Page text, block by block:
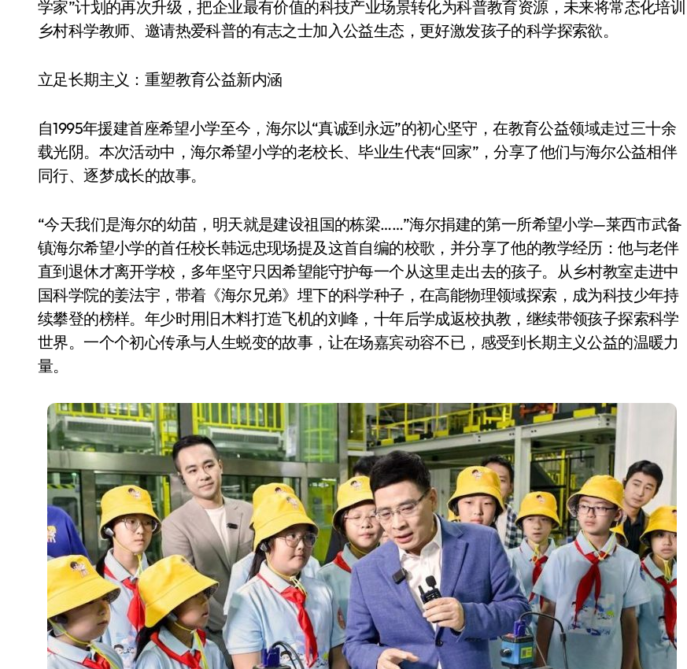
学家”计划的再次升级，把企业最有价值的科技产业场景转化为科普教育资源，未来将常态化培训
乡村科学教师、邀请热爱科普的有志之士加入公益生态，更好激发孩子的科学探索欲。
立足长期主义：重塑教育公益新内涵
自1995年援建首座希望小学至今，海尔以“真诚到永远”的初心坚守，在教育公益领域走过三十余
载光阴。本次活动中，海尔希望小学的老校长、毕业生代表“回家”，分享了他们与海尔公益相伴
同行、逐梦成长的故事。
“今天我们是海尔的幼苗，明天就是建设祖国的栋梁……”海尔捐建的第一所希望小学—莱西市武备
镇海尔希望小学的首任校长韩远忠现场提及这首自编的校歌，并分享了他的教学经历：他与老伴
直到退休才离开学校，多年坚守只因希望能守护每一个从这里走出去的孩子。从乡村教室走进中
国科学院的姜法宇，带着《海尔兄弟》埋下的科学种子，在高能物理领域探索，成为科技少年持
续攀登的榜样。年少时用旧木料打造飞机的刘峰，十年后学成返校执教，继续带领孩子探索科学
世界。一个个初心传承与人生蜕变的故事，让在场嘉宾动容不已，感受到长期主义公益的温暖力
量。